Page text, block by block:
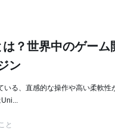
？世界中のゲーム
ン
いる、直感的な操作や高い柔軟性
と